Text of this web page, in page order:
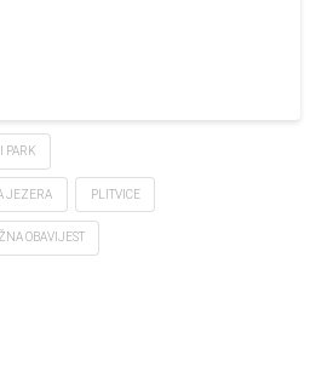
PARK
JEZERA PLITVICE
OBAVIJEST